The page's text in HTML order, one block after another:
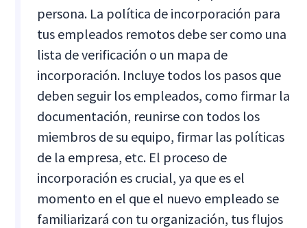
persona. La política de incorporación para
tus empleados remotos debe ser como una
lista de verificación o un mapa de
incorporación. Incluye todos los pasos que
deben seguir los empleados, como firmar la
documentación, reunirse con todos los
miembros de su equipo, firmar las políticas
de la empresa, etc. El proceso de
incorporación es crucial, ya que es el
momento en el que el nuevo empleado se
familiarizará con tu organización, tus flujos